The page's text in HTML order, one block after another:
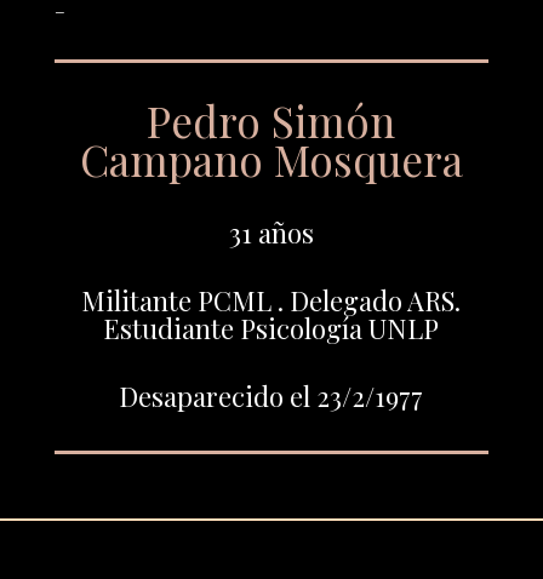
Pedro Simón
Campano Mosquera
31 años
Militante PCML . Delegado ARS.
Estudiante Psicología UNLP
Desaparecido el 23/2/1977